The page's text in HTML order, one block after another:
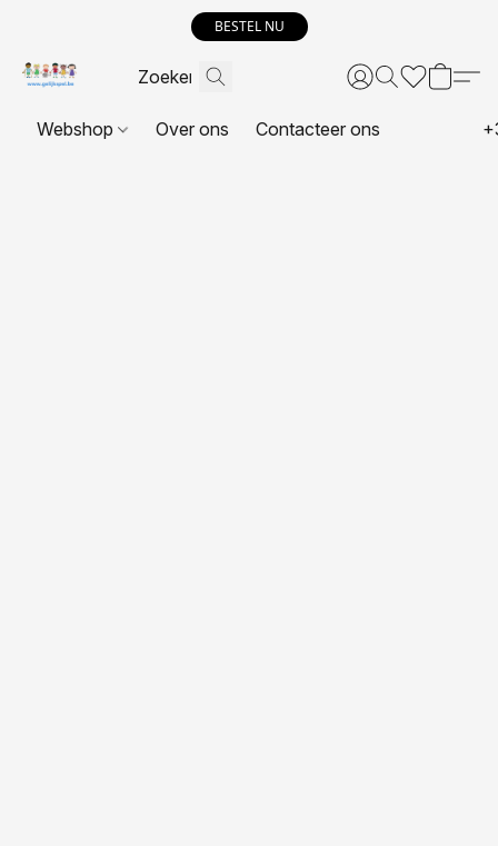
BESTEL NU
Webshop Over ons Contacteer ons